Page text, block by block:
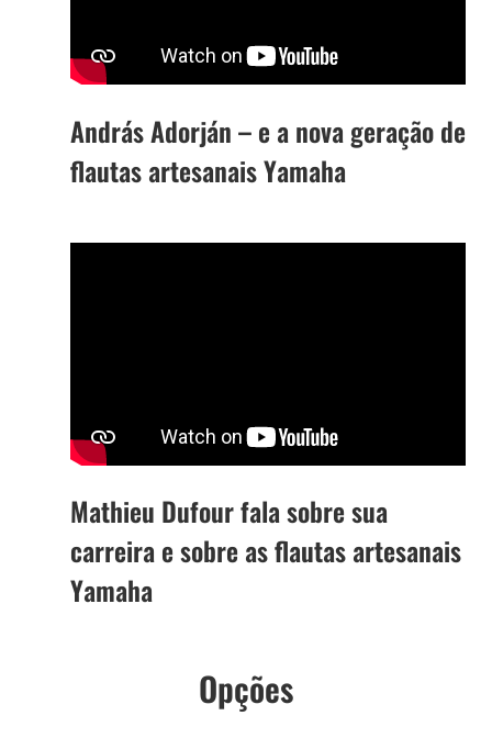
András Adorján – e a nova geração de
flautas artesanais Yamaha
Mathieu Dufour fala sobre sua
carreira e sobre as flautas artesanais
Yamaha
Opções